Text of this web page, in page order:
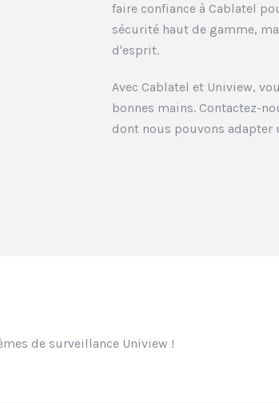
faire confiance à Cablatel
sécurité haut de gamme,
d'esprit.
Avec Cablatel et Uniview,
bonnes mains. Contactez-
dont nous pouvons adapter
de surveillance Uniview !